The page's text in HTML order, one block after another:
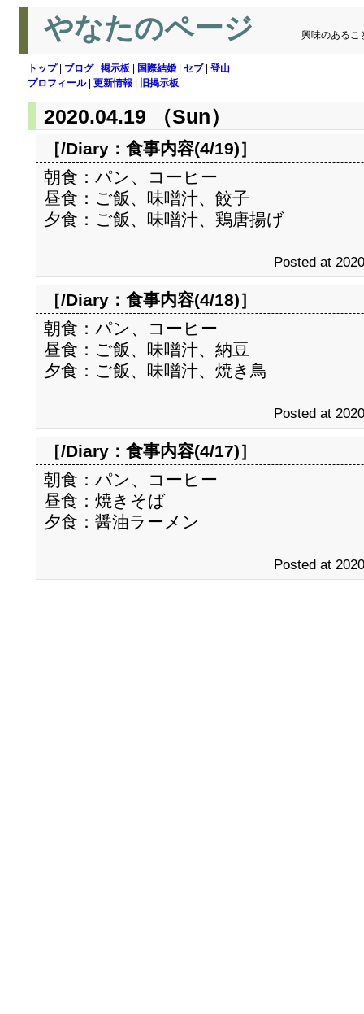
やなたのページ 興味のあるこ
トップ| ブログ| 掲示板 国際結婚 セブ| 登山
プロフィール| 更新情報 旧掲示板
2020.04.19 （Sun）
［/Diary： 食事内容(4/19)］
朝食：パン、コーヒー
昼食：ご飯、味噌汁、餃子
夕食：ご飯、味噌汁、鶏唐揚げ
Posted at
［/Diary： 食事内容(4/18)］
朝食：パン、コーヒー
昼食：ご飯、味噌汁、納豆
夕食：ご飯、味噌汁、焼き鳥
Posted at
［/Diary： 食事内容(4/17)］
朝食：パン、コーヒー
昼食：焼きそば
夕食：醤油ラーメン
Posted at